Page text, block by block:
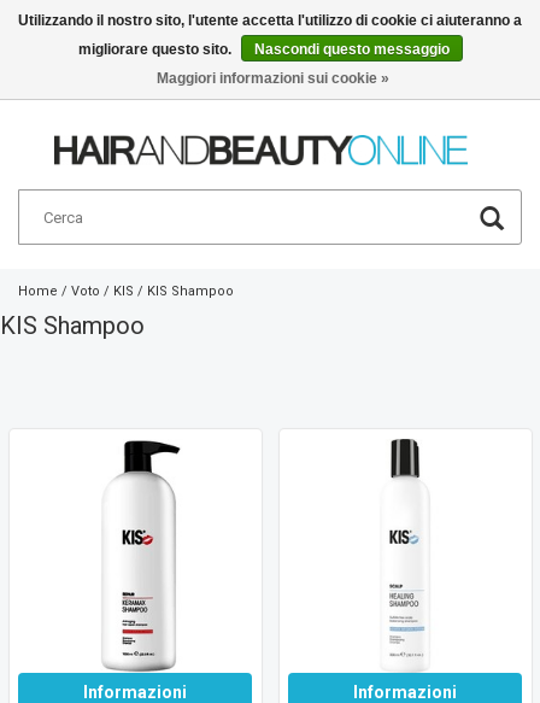
Italiano
Home / Voto / KIS / KIS Shampoo
KIS Shampoo
Informazioni
Informazioni
Utilizzando il nostro sito, l'utente accetta l'utilizzo di cookie ci aiuteranno a
migliorare questo sito.
Nascondi questo messaggio
Maggiori informazioni sui cookie »